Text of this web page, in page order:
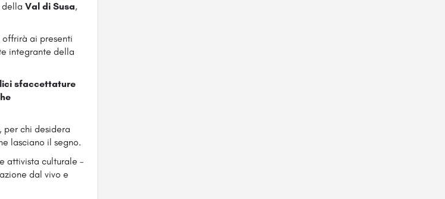
della Val di Susa,
ai presenti
integrante della
sfaccettature
per chi desidera
lasciano il segno.
attivista culturale –
dal vivo e